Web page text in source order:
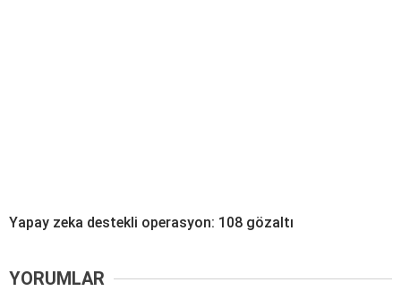
Yapay zeka destekli operasyon: 108 gözaltı
YORUMLAR